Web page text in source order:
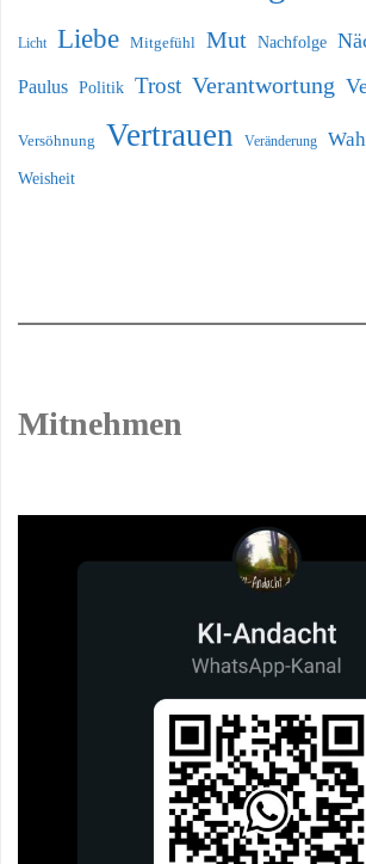
Licht Liebe Mitgefühl Mut Nachfolge
Paulus Politik Trost Verantwortung
Versöhnung Vertrauen Veränderung
Weisheit
Mitnehmen